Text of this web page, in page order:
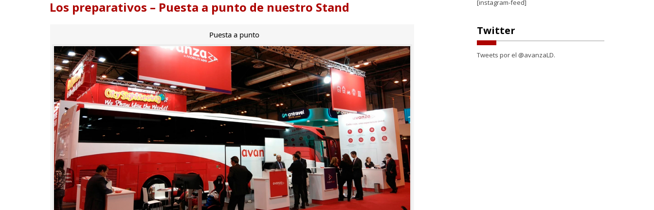
Los preparativos – Puesta a punto de nuestro Stand
Puesta a punto
[instagram-feed]
Twitter
Tweets por el @avanzaLD.